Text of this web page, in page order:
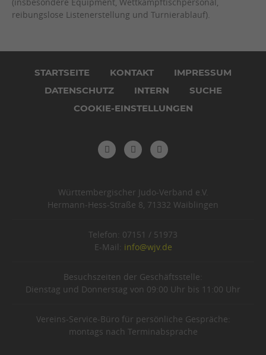
(insbesondere Equipment, Wettkampftischpersonal,
reibungslose Listenerstellung und Turnierablauf).
überspringen
STARTSEITE KONTAKT
IMPRESSUM
DATENSCHUTZ
INTERN
SUCHE
COOKIE-EINSTELLUNGEN
Württembergischer Judo-Verband e.V.
Hermann-Hess-Straße 8, 71332 Waiblingen
Telefon: 07151 / 51973
E-Mail: info@wjv.de
Besuchszeiten der Geschäftsstelle:
Dienstag und Donnerstag von 09:00 Uhr bis 11:00 Uhr
Vereins-Service-Büro für persönliche Gespräche:
montags nach Terminabsprache